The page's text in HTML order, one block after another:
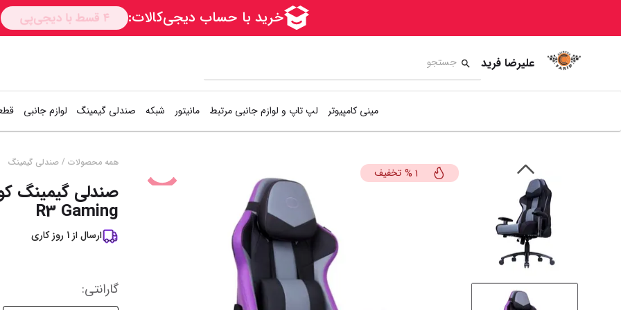
علیرضا فرید
مینی کامپیوتر لپ تاپ و لوازم جانبی مرتبط مانیتور شبکه
کارت شبکه
Access Point
مودم / روتر
نمایش همه محصولات
صندلی گیمینگ لوازم جانبی
دسته بازی
کیبورد و موس
فن کیس
1
% تخفیف
همه محصولات / صندلی گیمینگ
R3 Gaming
ارسال از 1 روز کاری
گارانتی: